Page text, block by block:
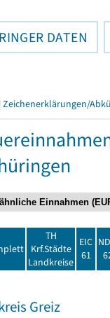
DATEN
Zeichenerklärungen/
TH
Krf.Städte
Landkreise
EIC
61
Greiz